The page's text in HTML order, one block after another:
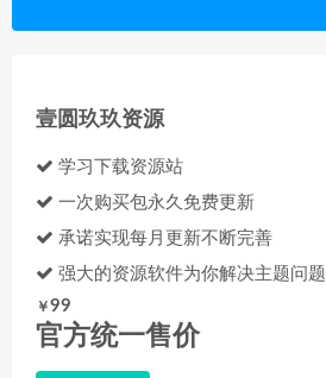
壹圆玖玖资源
学习下载资源站
一次购买包永久免费更新
承诺实现每月更新不断完善
强大的资源软件为你解决主题问题
￥99
官方统一售价